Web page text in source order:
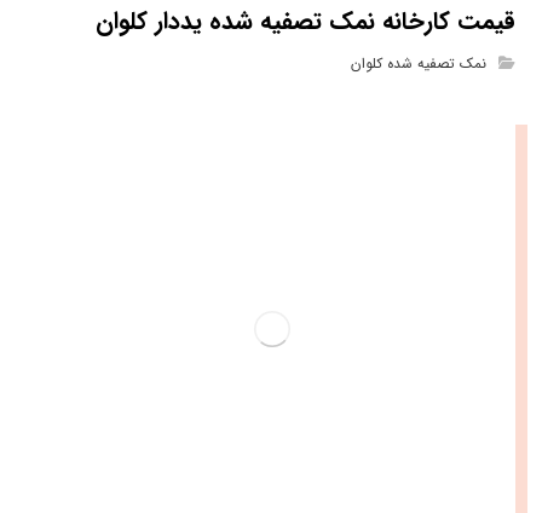
قیمت کارخانه نمک تصفیه شده یددار کلوان
نمک تصفیه شده کلوان